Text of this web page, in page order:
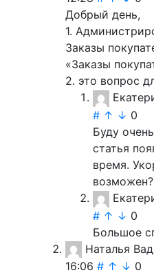
Добрый день,
1.
Заказы
«Заказы
2. это вопрос
# ↑ ↓ 0
Буду
статья
время.
возможен?
# ↑ ↓ 0
Большое
Наталья
16:06 # ↑ ↓ 0